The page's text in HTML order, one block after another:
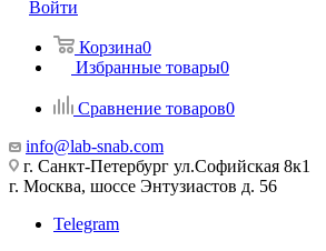
Войти
Корзина0
Избранные товары0
Сравнение товаров0
info@lab-snab.com
г. Санкт-Петербург ул.Софийская 8к1
г. Москва, шоссе Энтузиастов д. 56
Telegram